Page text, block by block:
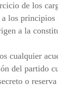
de los
los principios
a la
cualquier
del partido
o